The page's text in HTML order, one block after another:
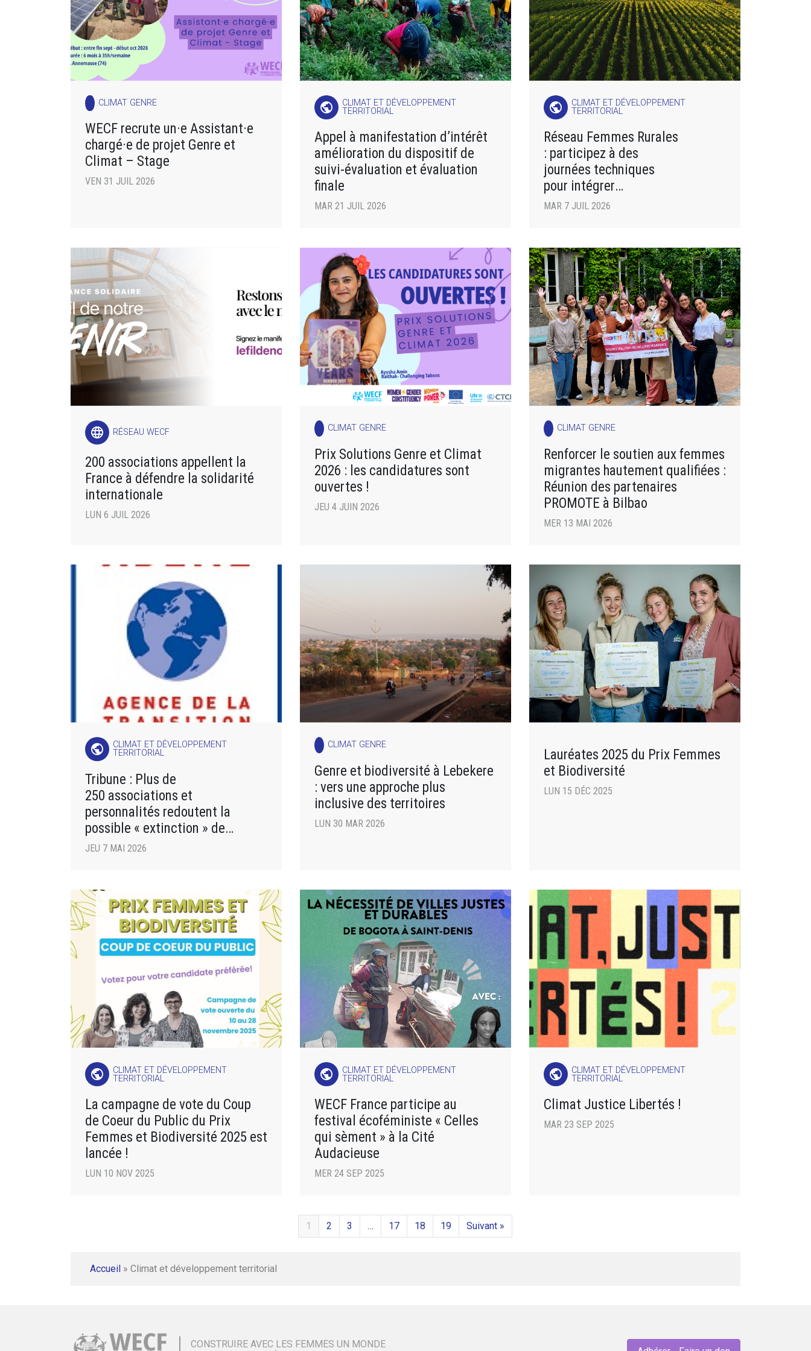
CLIMAT GENRE
WECF recrute un·e Assistant·e
chargé·e de projet Genre et
Climat – Stage
VEN 31 JUIL 2026
public
CLIMAT ET DÉVELOPPEMENT
TERRITORIAL
Appel à manifestation d’intérêt
amélioration du dispositif de
suivi-évaluation et évaluation
finale
MAR 21 JUIL 2026
public
CLIMAT ET DÉVELOPPEMENT
TERRITORIAL
Réseau Femmes Rurales
: participez à des
journées techniques
pour intégrer
des pratiques agricoles
MAR 7 JUIL 2026
language RÉSEAU WECF
200 associations appellent la
France à défendre la solidarité
internationale
LUN 6 JUIL 2026
CLIMAT GENRE
Prix Solutions Genre et Climat
2026 : les candidatures sont
ouvertes !
JEU 4 JUIN 2026
CLIMAT GENRE
Renforcer le soutien aux femmes
migrantes hautement qualifiées :
Réunion des partenaires
PROMOTE à Bilbao
MER 13 MAI 2026
public
CLIMAT ET DÉVELOPPEMENT
TERRITORIAL
Tribune : Plus de
250 associations et
personnalités redoutent la
possible « extinction » de
l’ADEME, à cause d’une loi
JEU 7 MAI 2026
CLIMAT GENRE
Genre et biodiversité à Lebekere
: vers une approche plus
inclusive des territoires
LUN 30 MAR 2026
Lauréates 2025 du Prix Femmes
et Biodiversité
LUN 15 DÉC 2025
public
CLIMAT ET DÉVELOPPEMENT
TERRITORIAL
La campagne de vote du Coup
de Coeur du Public du Prix
Femmes et Biodiversité 2025 est
lancée !
LUN 10 NOV 2025
public
CLIMAT ET DÉVELOPPEMENT
TERRITORIAL
WECF France participe au
festival écoféministe « Celles
qui sèment » à la Cité
Audacieuse
MER 24 SEP 2025
public
CLIMAT ET DÉVELOPPEMENT
TERRITORIAL
Climat Justice Libertés !
MAR 23 SEP 2025
1 2 3 … 17 18 19 Suivant »
Accueil » Climat et développement territorial
CONSTRUIRE AVEC LES FEMMES UN MONDE